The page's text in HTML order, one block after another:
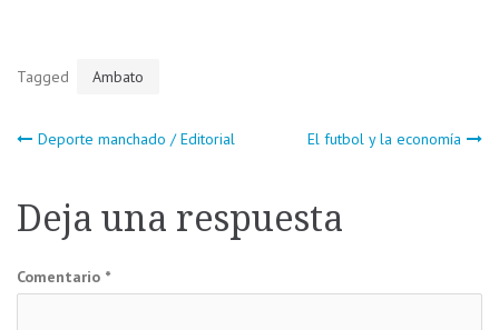
Tagged Ambato
Navegación
de
entradas
Deporte manchado / Editorial El futbol y la economía
Deja una respuesta
Comentario *